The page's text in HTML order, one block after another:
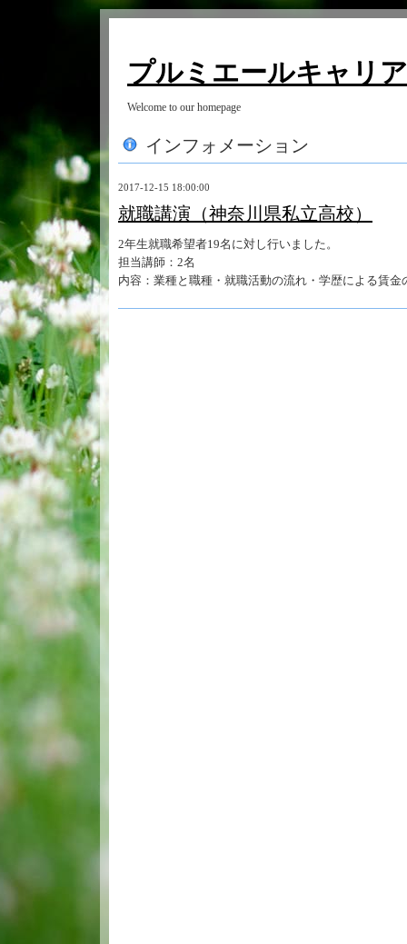
プルミエールキャリア
Welcome to our homepage
インフォメーション
2017-12-15 18:00:00
就職講演（神奈川県私立高校）
2年生就職希望者19名に対し行いました。
担当講師：2名
内容：業種と職種・就職活動の流れ・学歴による賃